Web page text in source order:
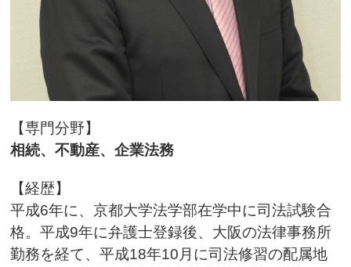
【専門分野】
相続、不動産、企業法務
【経歴】
平成6年に、京都大学法学部在学中に司法試験合
格。平成9年に弁護士登録後、大阪の法律事務所
勤務を経て、平成18年10月に司法修習の配属地